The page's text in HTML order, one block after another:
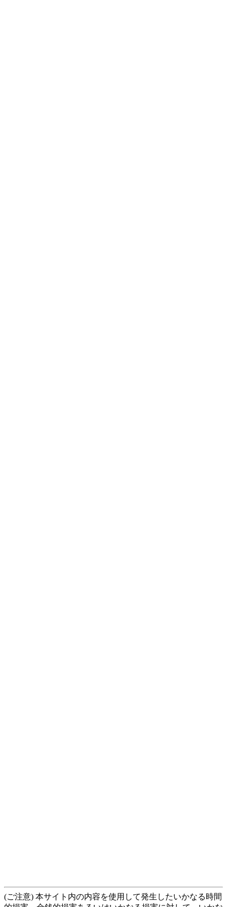
(ご注意) 本サイト内の内容を使用して発生したいかなる時間